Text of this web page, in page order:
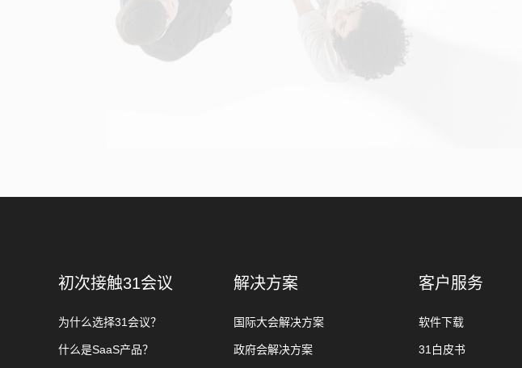
初次接触31会议
为什么选择31会议？
什么是SaaS产品？
解决方案
国际大会解决方案
政府会解决方案
客户服务
软件下载
31白皮书